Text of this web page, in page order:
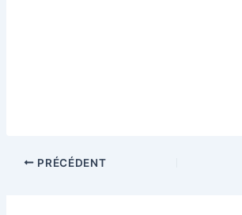
PRÉCÉDENT